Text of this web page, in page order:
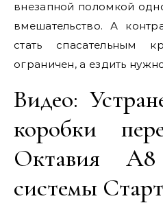
внезапной поломкой
вмешательство. А
стать спасательным
ограничен, а ездить
Видео:
коробки
Октавия
системы